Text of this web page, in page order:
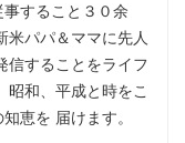
すること３０余
米パパ＆ママに先人
信することをライフ
昭和、平成と時をこ
恵を 届けます。